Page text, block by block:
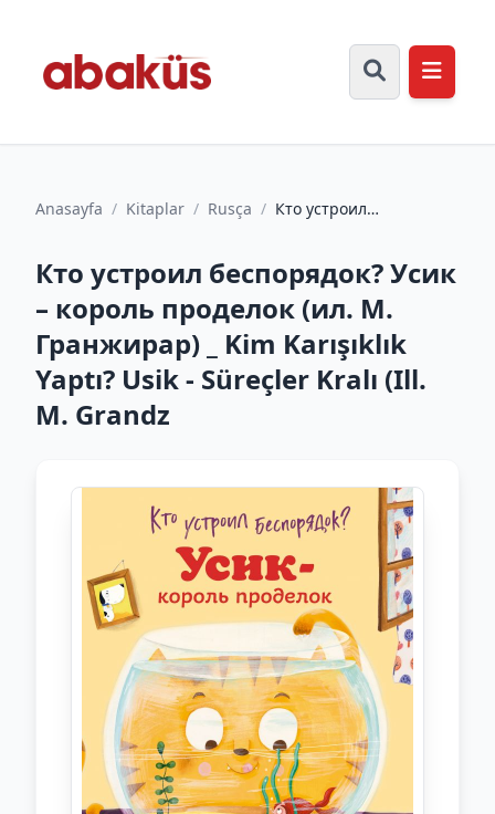
Anasayfa / Kitaplar / Rusça / Кто устроил
Гранжирар)...
Кто устроил беспорядок? Усик
– король проделок (ил. М.
Гранжирар) _ Kim Karışıklık
Yaptı? Usik - Süreçler Kralı (Ill.
M. Grandz